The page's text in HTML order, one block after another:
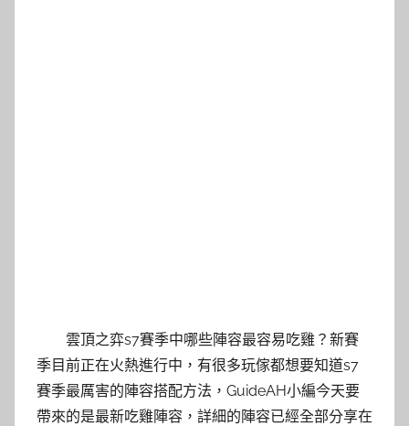
雲頂之弈s7賽季中哪些陣容最容易吃雞？新賽
季目前正在火熱進行中，有很多玩傢都想要知道s7
賽季最厲害的陣容搭配方法，GuideAH小編今天要
帶來的是最新吃雞陣容，詳細的陣容已經全部分享在